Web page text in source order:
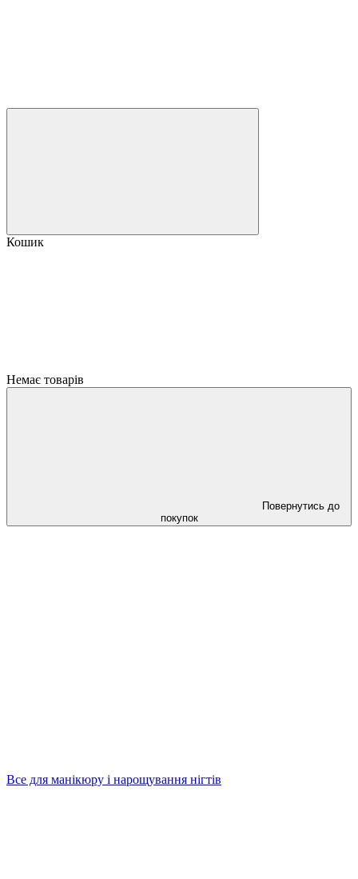
Кошик
Немає товарів
Повернутись до
покупок
Все для манікюру і нарощування нігтів